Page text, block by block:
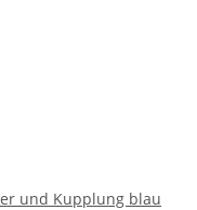
und Kupplung blau